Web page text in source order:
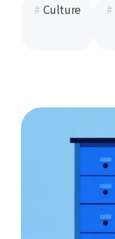
# Culture #